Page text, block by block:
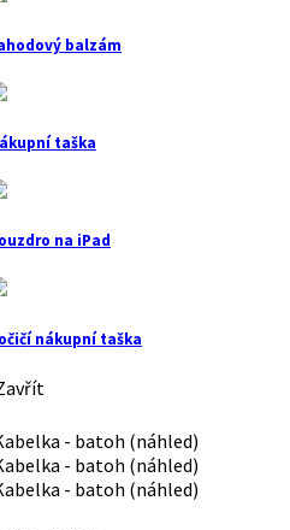
balzám
taška
na iPad
nákupní taška